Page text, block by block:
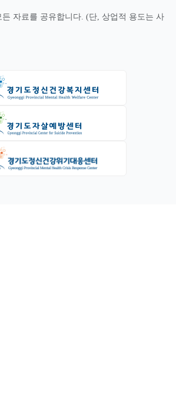
든 자료를 공유합니다. (단, 상업적 용도는 사